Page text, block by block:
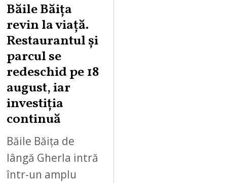
S
9
Băile Băița
revin la viață.
Restaurantul și
parcul se
redeschid pe 18
august, iar
investiția
continuă
Băile Băița de
lângă Gherla intră
într-un amplu